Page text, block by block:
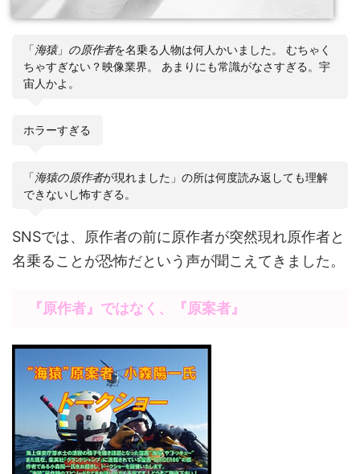
「海猿」 の原作者を名乗る人物は何人かいました。 むちゃく
ちゃすぎない？映像業界。 あまりにも常識がなさすぎる。宇
宙人かよ。
ホラーすぎる
「海猿の原作者が現れました」の所は何度読み返しても理解
できないし怖すぎる。
SNSでは、原作者の前に原作者が突然現れ原作者と
名乗ることが恐怖だという声が聞こえてきました。
『原作者』ではなく、『原案者』